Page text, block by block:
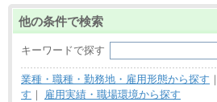
他の条件で検索
キーワードで探す
業種・職種・勤務地・雇用形態から探す ｜
す ｜
雇用実績・職場環境から探す